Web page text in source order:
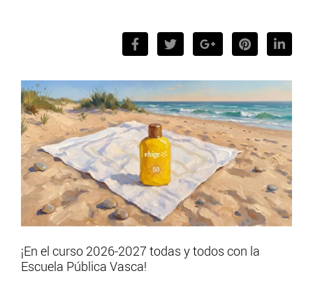
¡En el curso 2026-2027 todas y todos con la
Escuela Pública Vasca!